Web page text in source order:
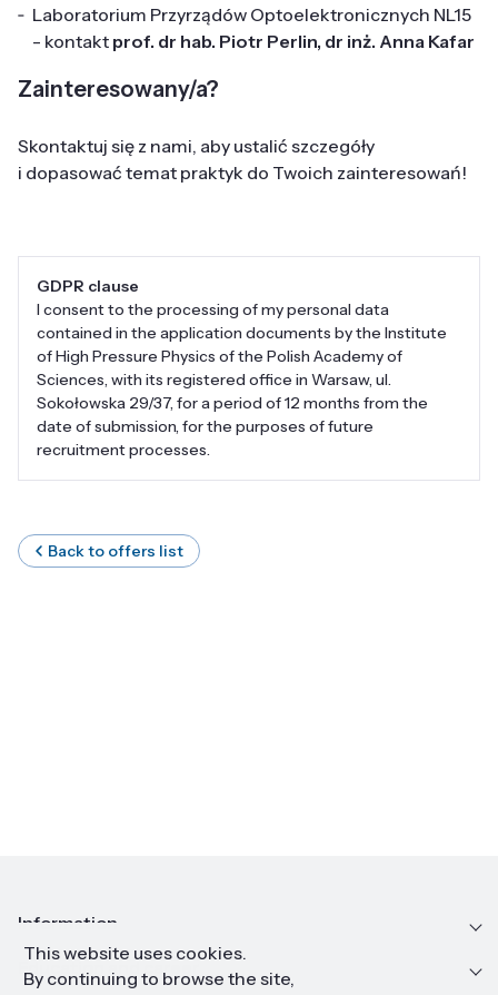
Laboratorium Przyrządów Optoelektronicznych NL15
- kontakt prof. dr hab. Piotr Perlin, dr inż. Anna Kafar
Zainteresowany/a?
Skontaktuj się z nami, aby ustalić szczegóły
i dopasować temat praktyk do Twoich zainteresowań!
GDPR clause
I consent to the processing of my personal data
contained in the application documents by the Institute
of High Pressure Physics of the Polish Academy of
Sciences, with its registered office in Warsaw, ul.
Sokołowska 29/37, for a period of 12 months from the
date of submission, for the purposes of future
recruitment processes.
Back to offers list
Information
Education and career
This website uses cookies.
By continuing to browse the site,